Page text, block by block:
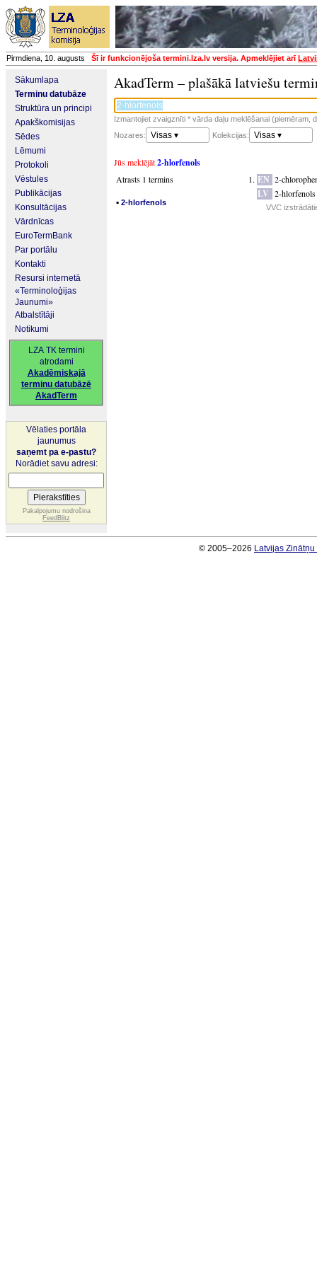
Pirmdiena, 10. augusts Šī ir funkcionējoša termini.lza.lv versija. Apmeklējiet arī
Sākumlapa
Terminu datubāze
Struktūra un principi
Apakškomisijas
Sēdes
Lēmumi
Protokoli
Vēstules
Publikācijas
Konsultācijas
Vārdnīcas
EuroTermBank
Par portālu
Kontakti
Resursi internetā
«Terminoloģijas
Jaunumi»
Atbalstītāji
Notikumi
LZA TK termini
atrodami
Akadēmiskajā
terminu datubāzē
AkadTerm
Vēlaties portāla
jaunumus
saņemt pa e-pastu?
Norādiet savu adresi:
Pakalpojumu nodrošina
FeedBlitz
AkadTerm – plašākā latviešu
Izmantojiet zvaigznīti * vārda daļu meklēšanai (piemēram,
Nozares:
Visas ▾ Kolekcijas: Visas ▾
Jūs meklējāt2-hlorfenols
Atrasts 1 termins
▪ 2-hlorfenols
EN 2-
LV 2-hlorfenols
VVC
© 2005–2026 Latvijas